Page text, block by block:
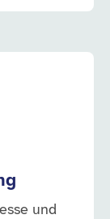
und